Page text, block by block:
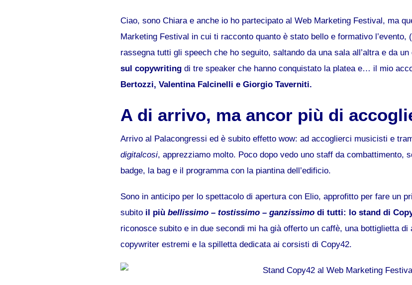
Ciao, sono Chiara e anche io ho partecipato al Web Marketing Festival, ma
Marketing Festival in cui ti racconto quanto è stato bello e formativo
rassegna tutti gli speech che ho seguito, saltando da una sala all’altra e da
sul copywriting di tre speaker che hanno conquistato la platea e… il mio
Bertozzi, Valentina Falcinelli e Giorgio Taverniti.
A di arrivo, ma ancor più di
Arrivo al Palacongressi ed è subito effetto wow: ad accoglierci musicisti e
digitalcosi, apprezziamo molto. Poco dopo vedo uno staff da combattimento,
badge, la bag e il programma con la piantina dell’edificio.
Sono in anticipo per lo spettacolo di apertura con Elio, approfitto per fare un
subito il più bellissimo – tostissimo – ganzissimo di tutti: lo stand di
riconosce subito e in due secondi mi ha già offerto un caffè, una bottiglietta di
copywriter estremi e la spilletta dedicata ai corsisti di Copy42.